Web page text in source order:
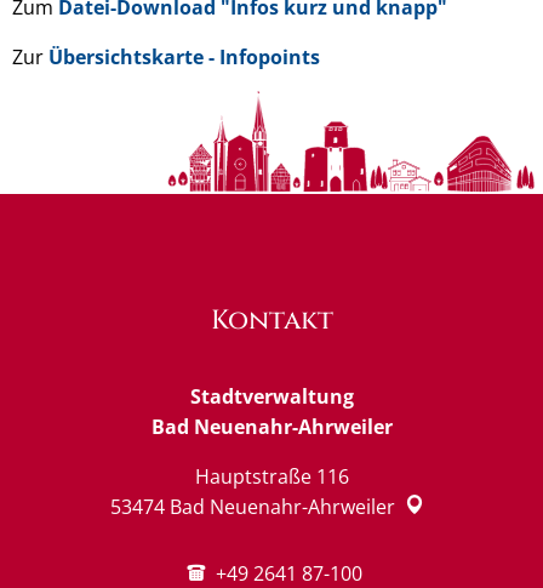
Zum Datei-Download "Infos kurz und knapp"
Zur Übersichtskarte - Infopoints
Kontakt
Stadtverwaltung
Bad Neuenahr-Ahrweiler
Hauptstraße 116
53474 Bad Neuenahr-Ahrweiler
+49 2641 87-100